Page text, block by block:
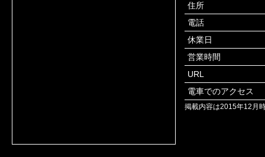
住所
電話
休業日
営業時間
URL
電車でのアクセス
掲載内容は2015年12月